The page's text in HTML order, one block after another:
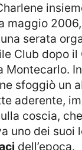
maggio
serata
Club dopo il
Montecarlo. In
sfoggiò un
aderente,
coscia, che
uno dei suoi
dell’epoca.